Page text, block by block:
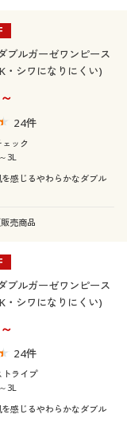
ボタニカル柄
デニム
レース
冷感・涼感
ベーシック
ブルガーゼワンピース
・シワになりにくい)
24件
ック
3L
感じるやわらかなダブル
売商品
ブルガーゼワンピース
・シワになりにくい)
24件
ライプ
3L
感じるやわらかなダブル